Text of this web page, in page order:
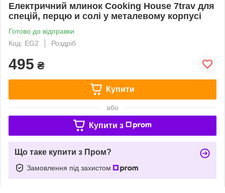
Електричний млинок Cooking House 7trav для
спецій, перцю и солі у металевому корпусі
Готово до відправки
Код: EG2
Роздріб
495 ₴
Купити
або
Купити з
Що таке купити з Пром?
Замовлення під захистом